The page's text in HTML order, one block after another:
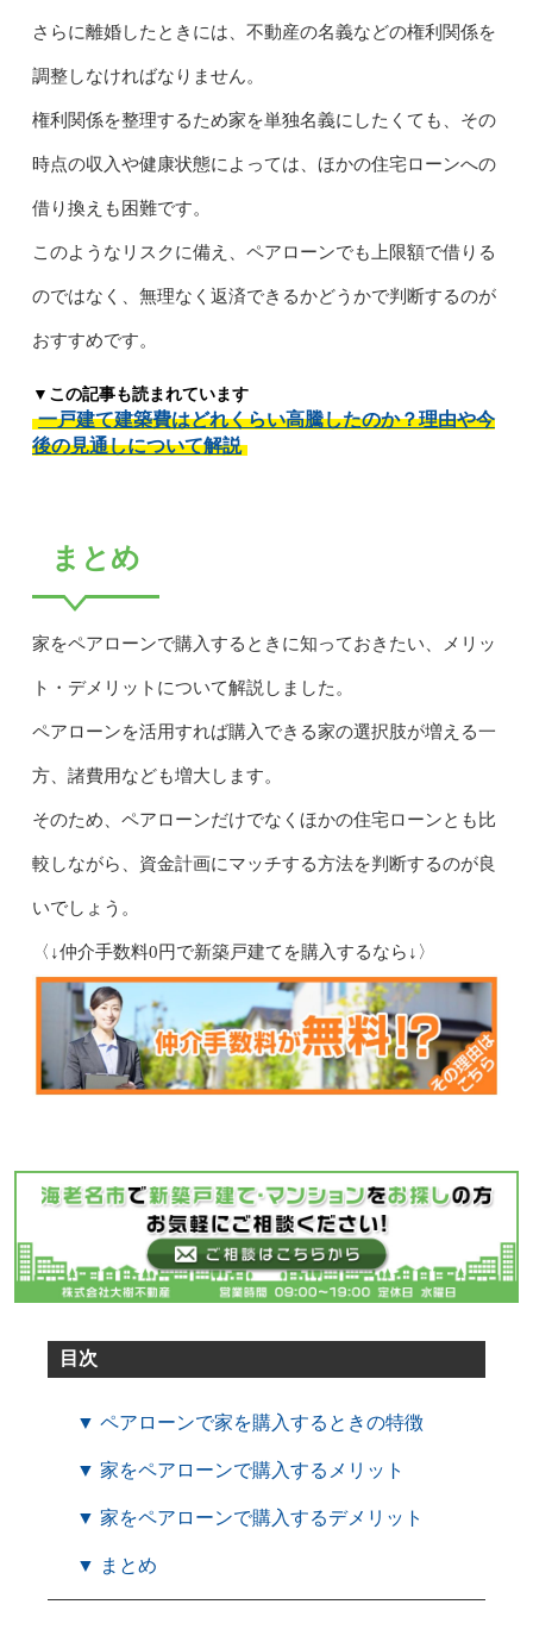
さらに離婚したときには、不動産の名義などの権利関係を
調整しなければなりません。
権利関係を整理するため家を単独名義にしたくても、その
時点の収入や健康状態によっては、ほかの住宅ローンへの
借り換えも困難です。
このようなリスクに備え、ペアローンでも上限額で借りる
のではなく、無理なく返済できるかどうかで判断するのが
おすすめです。
▼この記事も読まれています
一戸建て建築費はどれくらい高騰したのか？理由や今
後の見通しについて解説
まとめ
家をペアローンで購入するときに知っておきたい、メリッ
ト・デメリットについて解説しました。
ペアローンを活用すれば購入できる家の選択肢が増える一
方、諸費用なども増大します。
そのため、ペアローンだけでなくほかの住宅ローンとも比
較しながら、資金計画にマッチする方法を判断するのが良
いでしょう。
〈↓仲介手数料0円で新築戸建てを購入するなら↓〉
目次
▼ ペアローンで家を購入するときの特徴
▼ 家をペアローンで購入するメリット
▼ 家をペアローンで購入するデメリット
▼ まとめ